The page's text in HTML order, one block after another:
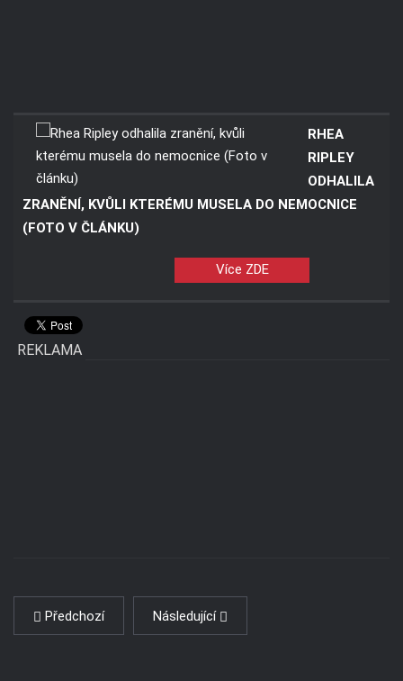
RHEA
RIPLEY
ODHALILA
ZRANĚNÍ, KVŮLI KTERÉMU MUSELA DO NEMOCNICE
(FOTO V ČLÁNKU)
Více ZDE
REKLAMA
Předchozí Následující